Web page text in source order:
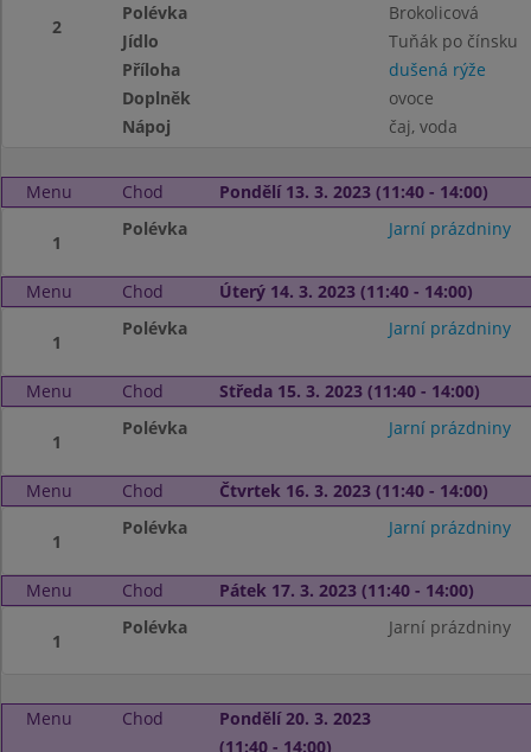
2
Polévka
Brokolicová
Jídlo
Tuňák po čínsku
Příloha
dušená rýže
Doplněk
ovoce
Nápoj
čaj, voda
Menu Chod Pondělí 13. 3. 2023 (11:40 - 14:00)
1
Polévka Jarní prázdniny
Menu Chod Úterý 14. 3. 2023 (11:40 - 14:00)
1
Polévka Jarní prázdniny
Menu Chod Středa 15. 3. 2023 (11:40 - 14:00)
1
Polévka Jarní prázdniny
Menu Chod Čtvrtek 16. 3. 2023 (11:40 - 14:00)
1
Polévka Jarní prázdniny
Menu Chod Pátek 17. 3. 2023 (11:40 - 14:00)
1
Polévka Jarní prázdniny
Menu Chod
Pondělí 20. 3. 2023
(11:40 - 14:00)